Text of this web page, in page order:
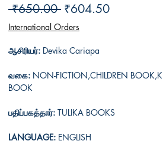
₹650.00 Regular
Price
₹604.50Sale
International Orders
ஆசிரியர்: Devika Cariapa
வகை: NON-FICTION,CHILDREN
BOOK
பதிப்பகத்தார்: TULIKA BOOKS
LANGUAGE: ENGLISH